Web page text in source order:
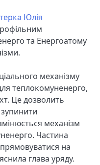
Юлія
та Енергоатому
механізму
теплокомуненерго,
Це дозволить
зупинити
механізм
Частина
на
глава уряду.